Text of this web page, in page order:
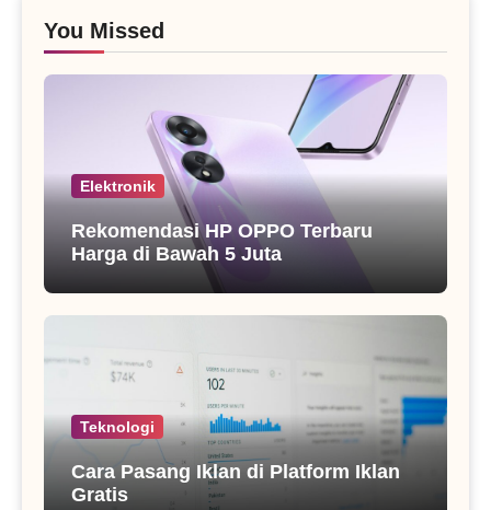
You Missed
Elektronik
Rekomendasi HP OPPO Terbaru
Harga di Bawah 5 Juta
Teknologi
Cara Pasang Iklan di Platform Iklan
Gratis